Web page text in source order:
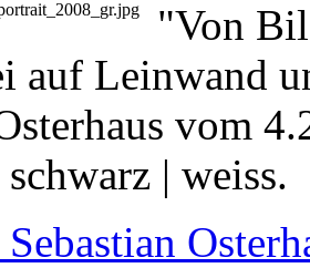
"Von
auf Leinwand
vom
| weiss.